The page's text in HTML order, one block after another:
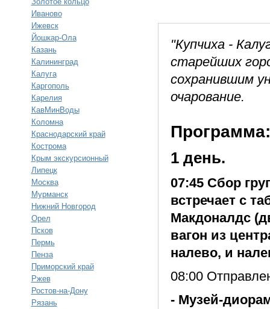
Иваново
Ижевск
Йошкар-Ола
Казань
Калининград
Калуга
Каргополь
Карелия
КавМинВоды
Коломна
Краснодарский край
Кострома
Крым экскурсионный
Липецк
Москва
Мурманск
Нижний Новгород
Орел
Псков
Пермь
Пенза
Приморский край
Ржев
Ростов-на-Дону
Рязань
"Купчиха -
старейших
сохранившим
очарование.
Программа:
1 день.
07:45 Сбор
встречает с
Макдоналдс
вагон из
налево, и
08:00
- Музей-